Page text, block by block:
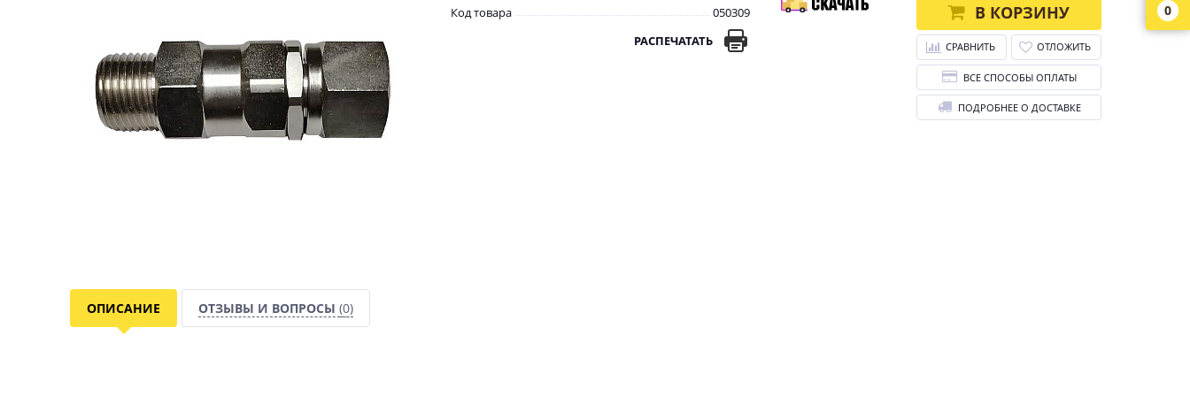
Код товара
050309
РАСПЕЧАТАТЬ
В КОРЗИНУ
СРАВНИТЬ ОТЛОЖИТЬ
ВСЕ СПОСОБЫ ОПЛАТЫ
ПОДРОБНЕЕ О ДОСТАВКЕ
ОПИСАНИЕ ОТЗЫВЫ И ВОПРОСЫ (0)
0